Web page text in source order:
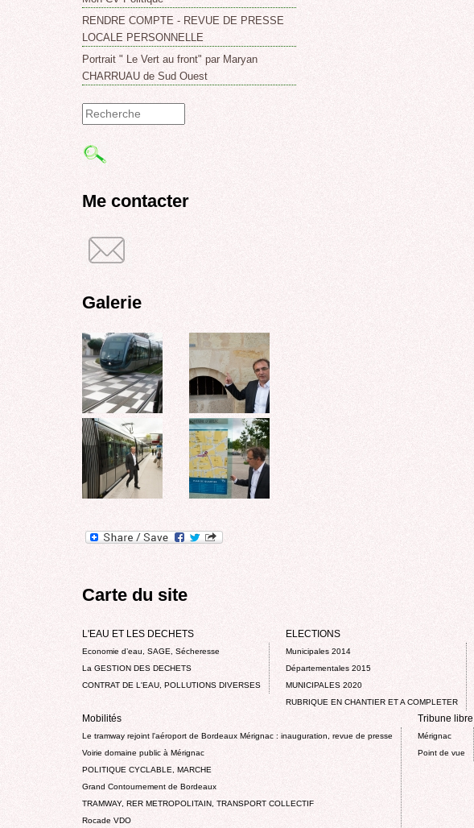
RENDRE COMPTE - REVUE DE PRESSE
LOCALE PERSONNELLE
Portrait " Le Vert au front" par Maryan
CHARRUAU de Sud Ouest
Formulaire
de
Me contacter
Galerie
Carte du site
L'EAU ET LES DECHETS
Economie d’eau, SAGE, Sécheresse
La GESTION DES DECHETS
CONTRAT DE L'EAU, POLLUTIONS DIVERSES
ELECTIONS
Municipales 2014
Départementales 2015
MUNICIPALES 2020
RUBRIQUE EN CHANTIER ET A COMPLETER
Mobilités
Le tramway rejoint l'aéroport de Bordeaux Mérignac : inauguration, revue de presse
Voirie domaine public à Mérignac
POLITIQUE CYCLABLE, MARCHE
Grand Contournement de Bordeaux
TRAMWAY, RER METROPOLITAIN, TRANSPORT COLLECTIF
Rocade VDO
Tribune libre
Mérignac
Point de vue